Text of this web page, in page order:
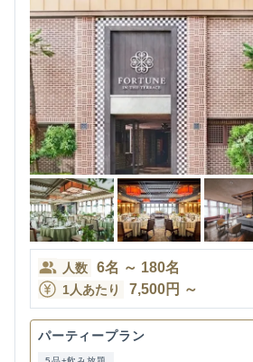
人数 6名 ～ 180名
1人あたり 7,500円 ～
パーティープラン